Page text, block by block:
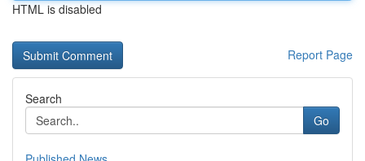
HTML is disabled
Report Page
Search
Go